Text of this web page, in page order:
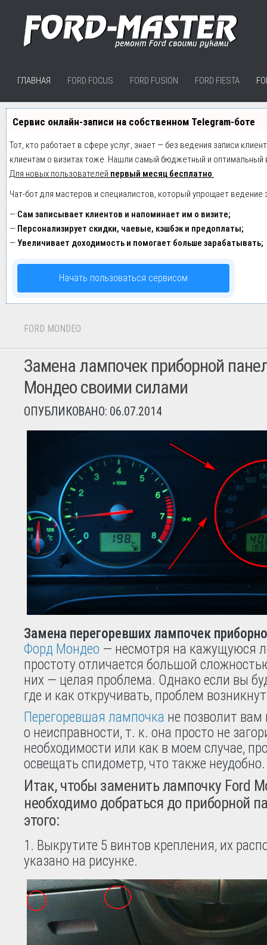
ГЛАВНАЯ FORD FOCUS FORD FUSION FORD FIESTA
Сервис онлайн-записи на собственном Telegram-боте
Тот, кто работает в сфере услуг, знает — без ведения записи
клиентам о визитах тоже. Нашли самый бюджетный и оптимальный
Для новых пользователей первый месяц бесплатно.
Чат-бот для мастеров и специалистов, который упрощает ведение
— Сам записывает клиентов и напоминает им о визите;
— Персонализирует скидки, чаевые, кэшбэк и предоплаты;
—Увеличивает доходимость и помогает больше зарабатывать;
Начать пользоваться сервисом
FORD MONDEO
Замена лампочек приборной
Мондео своими силами
ОПУБЛИКОВАНО: 06.07.2014
Замена перегоревших лампочек
Форд Мондео — несмотря на кажущуюся
простоту отличается большой
них — целая проблема. Однако если вы
где и как откручивать, проблем
Перегоревшая лампочка не позволит вам
о неисправности, т. к. она просто не
необходимости или как в моем случае,
освещать спидометр, что также неудобно.
Итак, чтобы заменить лампочку Ford
необходимо добраться до приборной
этого:
1. Выкрутите 5 винтов крепления, их
указано на рисунке.